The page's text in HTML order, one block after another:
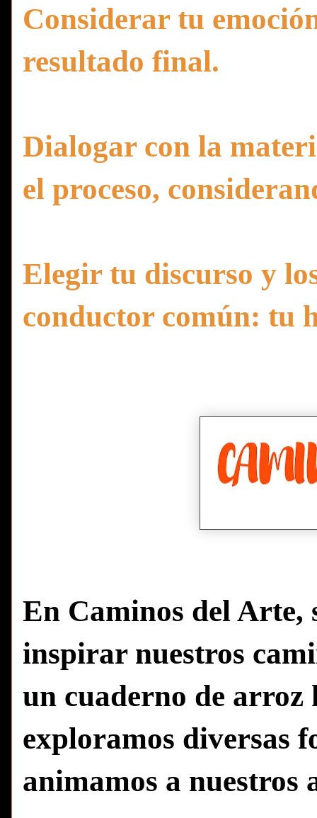
Considerar tu
resultado final.
Dialogar con la
el proceso,
Elegir tu discurso y
conductor común: tu
En Caminos del Arte,
inspirar nuestros
un cuaderno de arroz
exploramos diversas
animamos a nuestros